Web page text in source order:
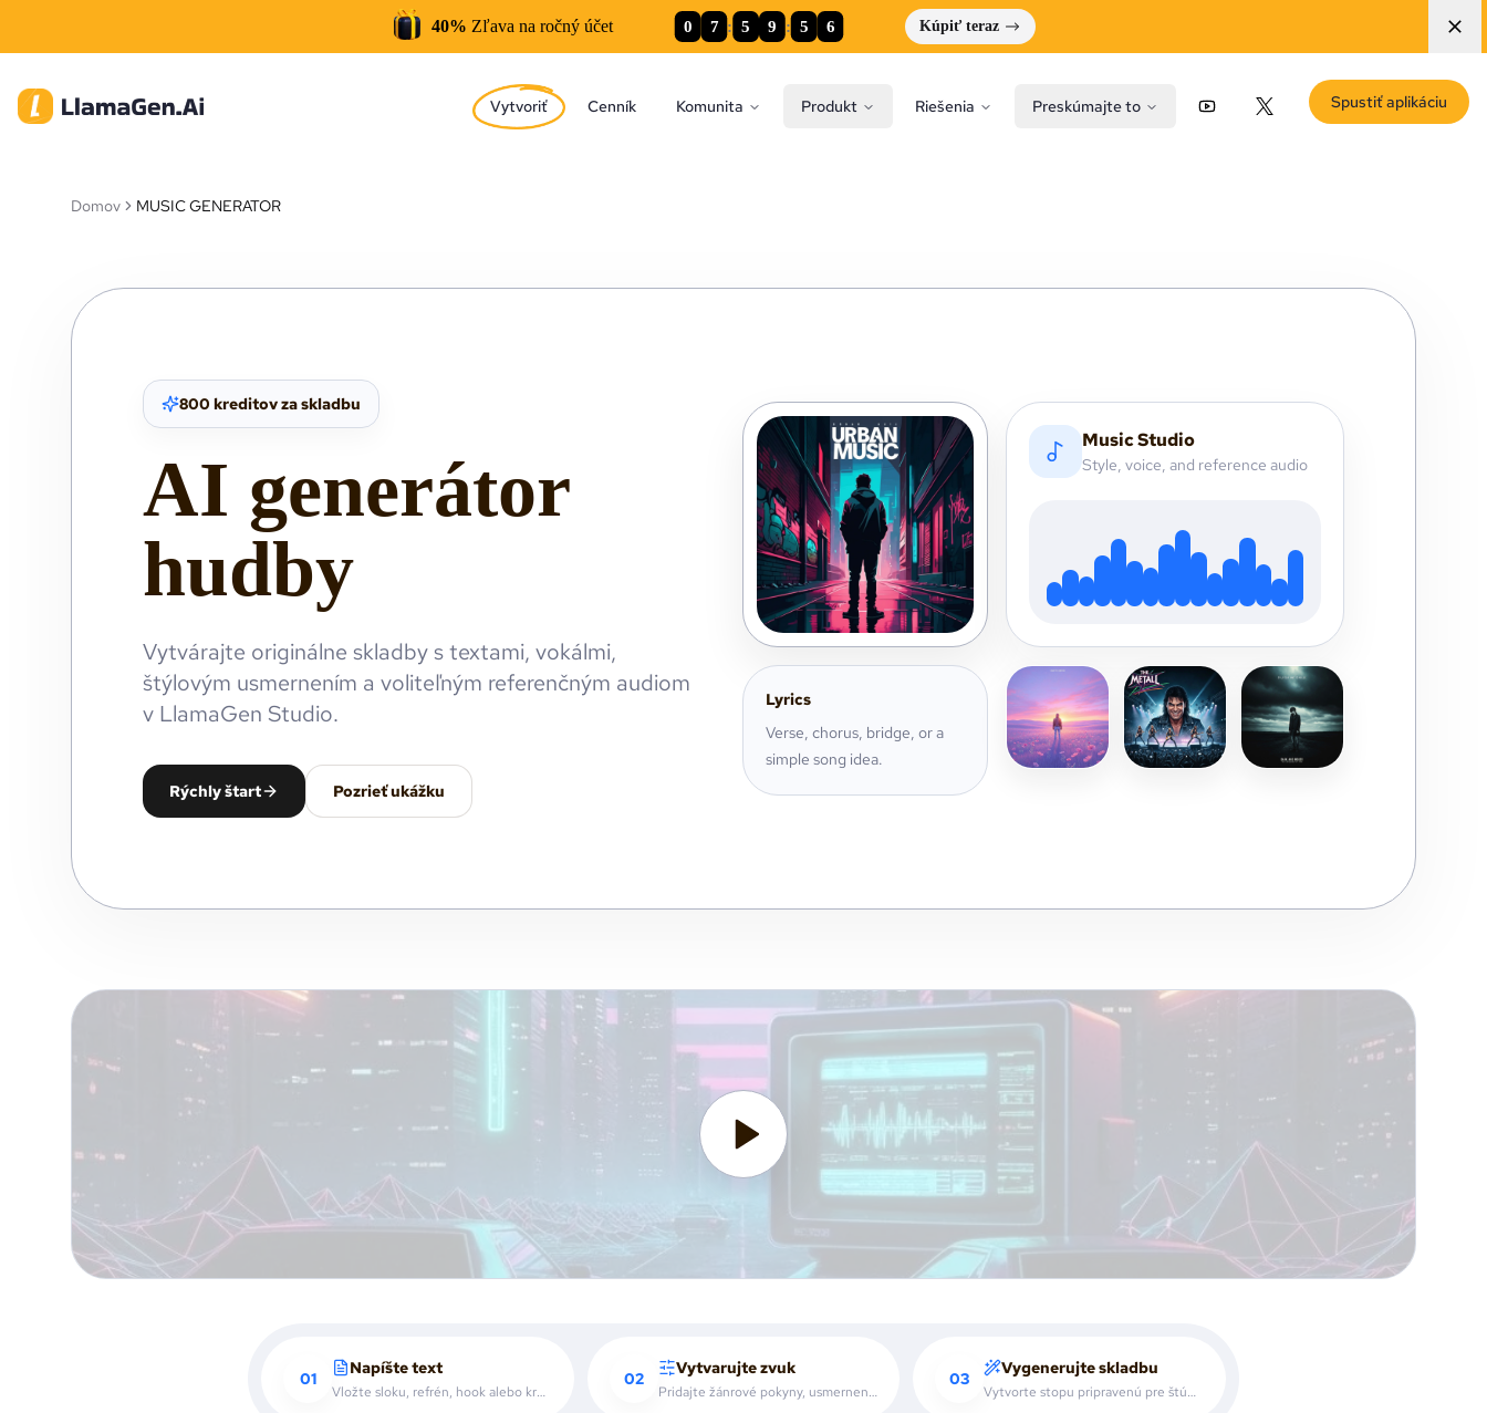
40% Zľava na ročný účet 0 7 : 5 9 : 5 5 Kúpiť teraz
Vytvoriť Cenník Komunita Produkt Riešenia Preskúmajte to YouTubeX (Twitter)
Spustiť aplikáciu
Domov MUSIC GENERATOR
800 kreditov za skladbu
AI generátor
hudby
Vytvárajte originálne skladby s textami, vokálmi,
štýlovým usmernením a voliteľným referenčným audiom
v LlamaGen Studio.
Rýchly štart Pozrieť ukážku
Lyrics
Verse, chorus, bridge, or a
simple song idea.
Music Studio
Style, voice, and reference audio
01
Napíšte text
Vložte sloku, refrén, hook alebo krátky opis scény.
02
Vytvarujte zvuk
Pridajte žánrové pokyny, usmernenie hlasu alebo referenčné audio.
03
Vygenerujte skladbu
Vytvorte stopu pripravenú pre štúdiové projekty.